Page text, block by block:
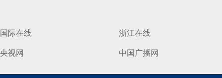
国际在线 浙江在线
央视网 中国广播网